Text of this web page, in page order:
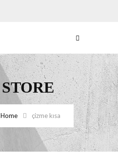
STORE
Home çizme kısa